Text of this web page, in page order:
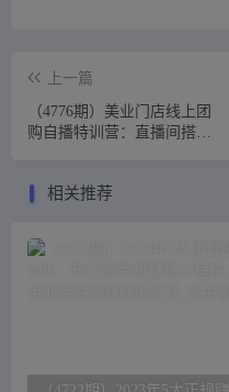
上一篇
（4776期）美业门店线上团
购自播特训营：直播间搭建-
相关推荐